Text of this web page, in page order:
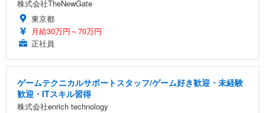
株式会社TheNewGate
東京都
月給30万円～70万円
正社員
ゲームテクニカルサポートスタッフ/ゲーム好き歓迎・未経験
歓迎・ITスキル習得
株式会社enrich technology